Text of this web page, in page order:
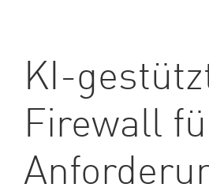
KI-
Firewall